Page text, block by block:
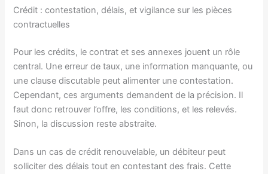
Crédit : contestation, délais, et vigilance sur les pièces
contractuelles
Pour les crédits, le contrat et ses annexes jouent un rôle
central. Une erreur de taux, une information manquante, ou
une clause discutable peut alimenter une contestation.
Cependant, ces arguments demandent de la précision. Il
faut donc retrouver l’offre, les conditions, et les relevés.
Sinon, la discussion reste abstraite.
Dans un cas de crédit renouvelable, un débiteur peut
solliciter des délais tout en contestant des frais. Cette